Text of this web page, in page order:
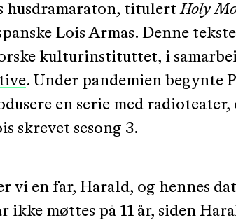
husdramaraton, titulertHoly
Lois Armas. Denne
kulturinstituttet, i
. Under pandemien begynte
en serie med radioteater,
skrevet sesong 3.
vi en far, Harald, og hennes
ikke møttes på 11 år, siden